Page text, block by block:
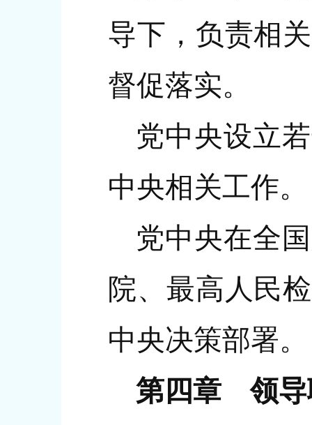
导下，负责相
督促落实。
党中央设立
中央相关工作。
党中央在全
院、最高人民
中央决策部署。
第四章 领导